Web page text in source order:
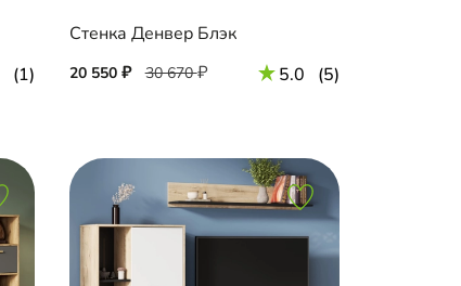
(1)
Стенка Денвер Блэк
20 550 30 670 5.0 (5)